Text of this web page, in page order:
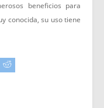
beneficios para
conocida, su uso tiene